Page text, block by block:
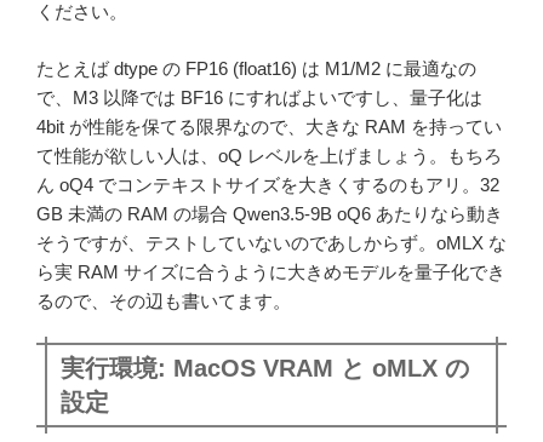
ください。
たとえば dtype の FP16 (float16) は M1/M2 に最適なの
で、M3 以降では BF16 にすればよいですし、量子化は
4bit が性能を保てる限界なので、大きな RAM を持ってい
て性能が欲しい人は、oQ レベルを上げましょう。もちろ
ん oQ4 でコンテキストサイズを大きくするのもアリ。32
GB 未満の RAM の場合 Qwen3.5-9B oQ6 あたりなら動き
そうですが、テストしていないのであしからず。oMLX な
ら実 RAM サイズに合うように大きめモデルを量子化でき
るので、その辺も書いてます。
実行環境: MacOS VRAM と oMLX の
設定